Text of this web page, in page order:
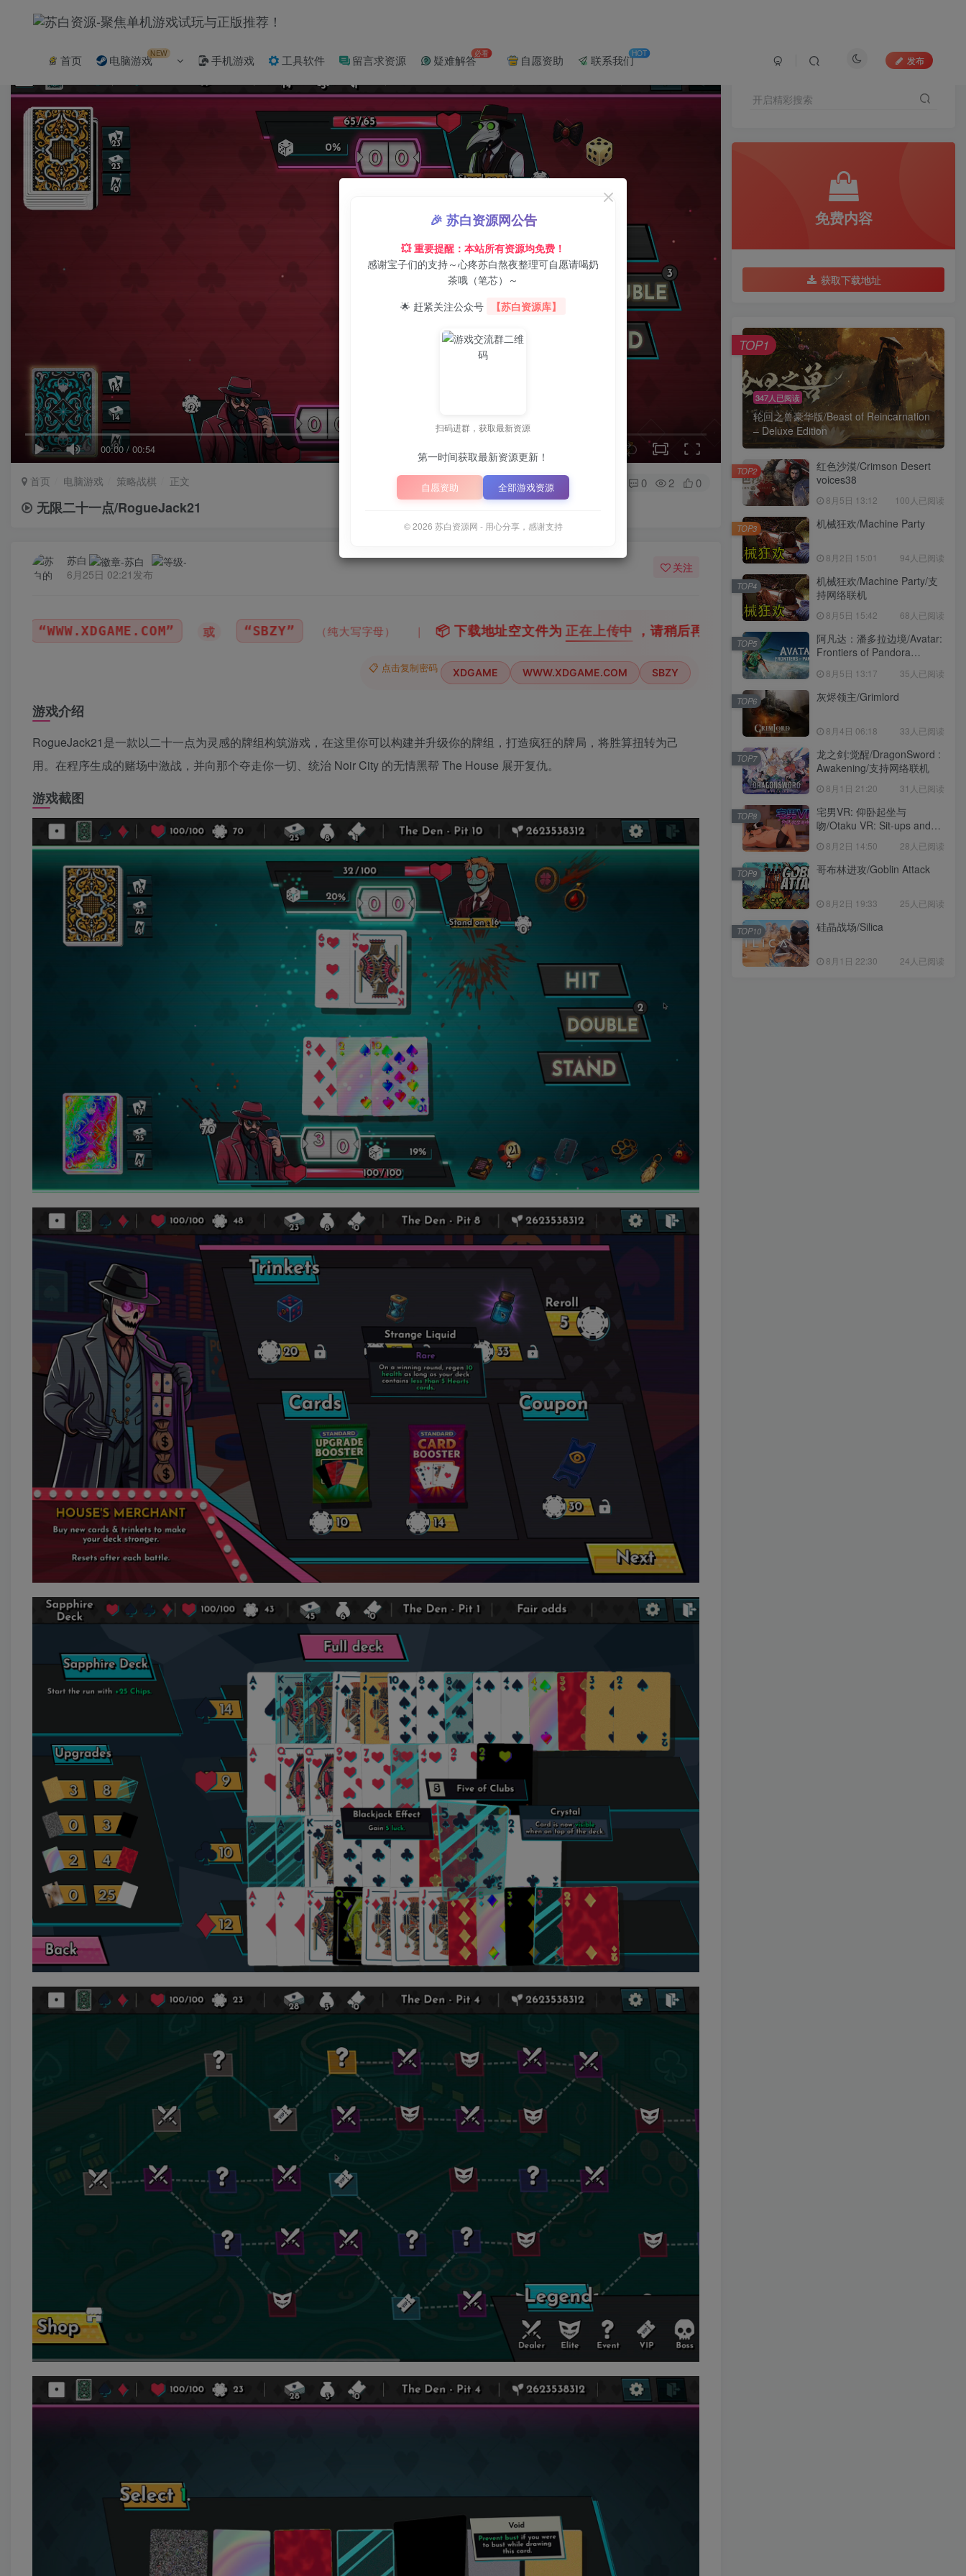
首页 电脑游戏NEW 手机游戏 工具软件 留言求资源 疑难解答必看 自愿资助 联系我们HOT
发布
00:00 / 00:54
首页 电脑游戏 策略战棋 正文 0 2 0
无限二十一点/RogueJack21
苏白
6月25日 02:21发布
关注
或 “SBZY” （纯大写字母） ｜ 📦下载地址空文件为 正在上传中 ，请稍后再查看 ~ ｜ 💡建议收藏本站，方便获取最新资源
📋 点击复制密码 XDGAME WWW.XDGAME.COM SBZY
游戏介绍
RogueJack21是一款以二十一点为灵感的牌组构筑游戏，在这里你可以构建并升级你的牌组，打造疯狂的牌局，将胜算扭转为己
用。在程序生成的赌场中激战，并向那个夺走你一切、统治 Noir City 的无情黑帮 The House 展开复仇。
游戏截图
开启精彩搜索
免费内容
获取下载地址
347人已阅读
轮回之兽豪华版/Beast of Reincarnation
– Deluxe Edition
TOP1
红色沙漠/Crimson Desert
voices38
8月5日 13:12 100人已阅读
TOP2
机械狂欢/Machine Party
8月2日 15:01 94人已阅读
TOP3
机械狂欢/Machine Party/支
持网络联机
8月5日 15:42 68人已阅读
TOP4
阿凡达：潘多拉边境/Avatar:
Frontiers of Pandora
8月5日 13:17 35人已阅读
TOP5
灰烬领主/Grimlord
8月4日 06:18 33人已阅读
TOP6
龙之剑:觉醒/DragonSword :
Awakening/支持网络联机
8月1日 21:20 31人已阅读
TOP7
宅男VR: 仰卧起坐与
吻/Otaku VR: Sit-ups and
8月2日 14:50 28人已阅读
TOP8
哥布林进攻/Goblin Attack
8月2日 19:33 25人已阅读
TOP9
硅晶战场/Silica
8月1日 22:30 24人已阅读
TOP10
🎉 苏白资源网公告
💥 重要提醒：本站所有资源均免费！
感谢宝子们的支持～心疼苏白熬夜整理可自愿请喝奶
茶哦（笔芯）～
🌟 赶紧关注公众号
【苏白资源库】
扫码进群，获取最新资源
第一时间获取最新资源更新！
自愿资助 全部游戏资源
© 2026 苏白资源网 - 用心分享，感谢支持